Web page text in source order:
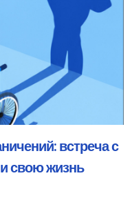
встреча с
свою жизнь